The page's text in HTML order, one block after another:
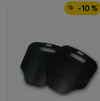
-10 %